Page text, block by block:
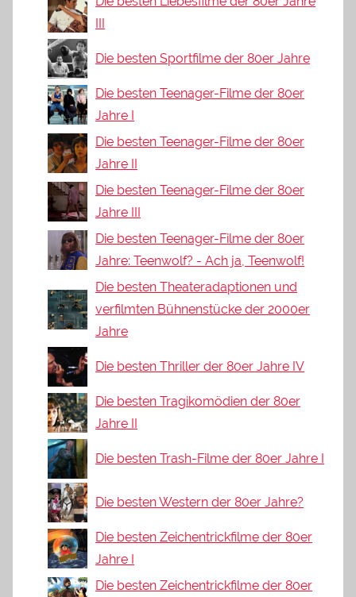
III
Die besten Sportfilme der 80er Jahre
Die besten Teenager-Filme der 80er
Jahre I
Die besten Teenager-Filme der 80er
Jahre II
Die besten Teenager-Filme der 80er
Jahre III
Die besten Teenager-Filme der 80er
Jahre: Teenwolf? - Ach ja, Teenwolf!
Die besten Theateradaptionen und
verfilmten Bühnenstücke der 2000er
Jahre
Die besten Thriller der 80er Jahre IV
Die besten Tragikomödien der 80er
Jahre II
Die besten Trash-Filme der 80er Jahre I
Die besten Western der 80er Jahre?
Die besten Zeichentrickfilme der 80er
Jahre I
Die besten Zeichentrickfilme der 80er